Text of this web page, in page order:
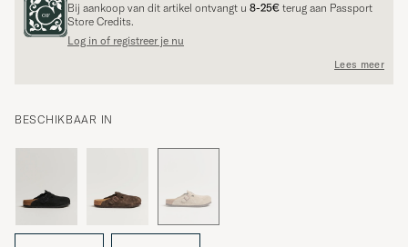
Bij aankoop van dit artikel ontvangt u 8-25€ terug aan Passport
Store Credits.
Log in of registreer je nu
Lees meer
BESCHIKBAAR IN